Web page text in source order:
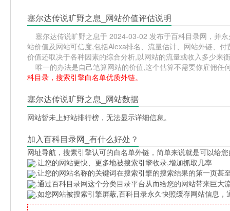
塞尔达传说旷野之息_网站价值评估说明
塞尔达传说旷野之息于 2024-03-02 发布于百科目录网，并
站价值及网站可信度,包括Alexa排名、流量估计、网站外链、
价值还取决于各种因素的综合分析,以网站的流量或收入多少来
唯一的办法是自己笔算网站的价值,这个估算不需要你雇佣任
科目录，搜索引擎白名单优质外链。
塞尔达传说旷野之息_网站数据
网站暂未上好站排行榜，无法显示详细信息。
加入百科目录网_有什么好处？
网址导航 ，搜素引擎认可的白名单外链，简单来说就是可以给
.让您的网站更快、更多地被搜索引擎收录,增加抓取几率
.让您的网站名称的关键词在搜索引擎的搜索结果的第一页甚
.通过百科目录网这个分类目录平台从而给您的网站带来巨大
.如您网站被搜索引擎屏蔽,百科目录永久快照缓存网站信息